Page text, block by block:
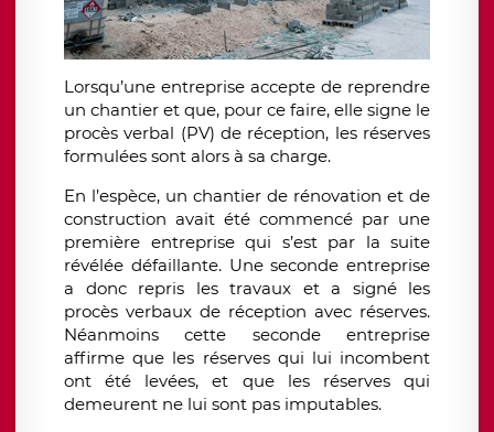
Lorsqu’une entreprise accepte de reprendre
un chantier et que, pour ce faire, elle signe le
procès verbal (PV) de réception, les réserves
formulées sont alors à sa charge.
En l’espèce, un chantier de rénovation et de
construction avait été commencé par une
première entreprise qui s’est par la suite
révélée défaillante. Une seconde entreprise
a donc repris les travaux et a signé les
procès verbaux de réception avec réserves.
Néanmoins cette seconde entreprise
affirme que les réserves qui lui incombent
ont été levées, et que les réserves qui
demeurent ne lui sont pas imputables.